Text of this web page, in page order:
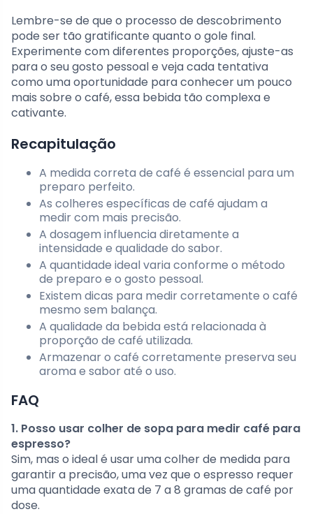
Lembre-se de que o processo de descobrimento
pode ser tão gratificante quanto o gole final.
Experimente com diferentes proporções, ajuste-as
para o seu gosto pessoal e veja cada tentativa
como uma oportunidade para conhecer um pouco
mais sobre o café, essa bebida tão complexa e
cativante.
Recapitulação
A medida correta de café é essencial para um
preparo perfeito.
As colheres específicas de café ajudam a
medir com mais precisão.
A dosagem influencia diretamente a
intensidade e qualidade do sabor.
A quantidade ideal varia conforme o método
de preparo e o gosto pessoal.
Existem dicas para medir corretamente o café
mesmo sem balança.
A qualidade da bebida está relacionada à
proporção de café utilizada.
Armazenar o café corretamente preserva seu
aroma e sabor até o uso.
FAQ
1. Posso usar colher de sopa para medir café para
espresso?
Sim, mas o ideal é usar uma colher de medida para
garantir a precisão, uma vez que o espresso requer
uma quantidade exata de 7 a 8 gramas de café por
dose.